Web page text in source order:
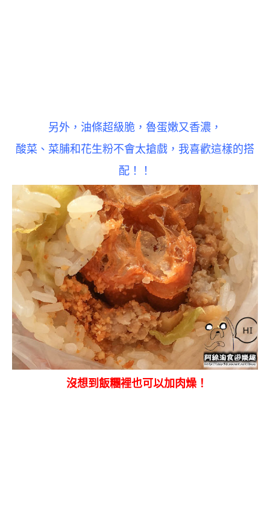
另外，油條超級脆，魯蛋嫩又香濃，
酸菜、 菜脯和花生粉不會太搶戲， 我喜歡這樣的搭
配！！
沒想到飯糰裡也可以加肉燥！